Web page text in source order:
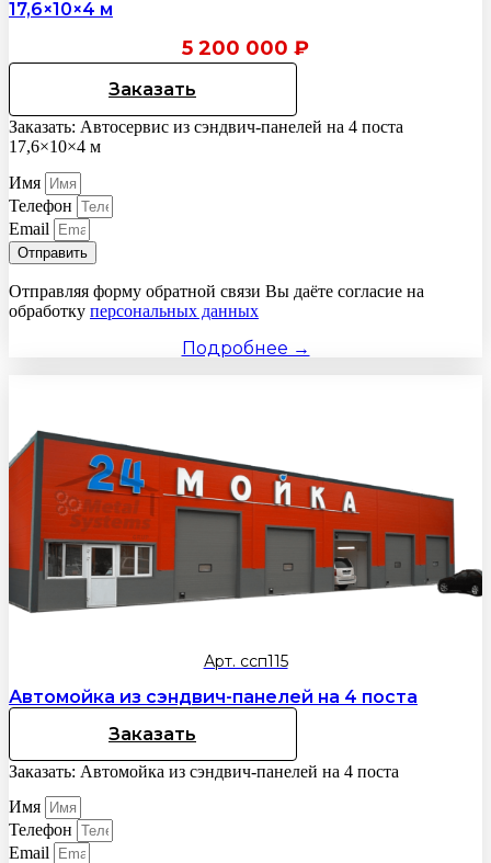
17,6×10×4 м
5 200 000 ₽
Заказать
Заказать: Автосервис из сэндвич-панелей на 4 поста
17,6×10×4 м
Имя
Телефон
Email
Отправить
Отправляя форму обратной связи Вы даёте согласие на
обработку персональных данных
Подробнее →
Арт. ссп115
Автомойка из сэндвич-панелей на 4 поста
Заказать
Заказать: Автомойка из сэндвич-панелей на 4 поста
Имя
Телефон
Email